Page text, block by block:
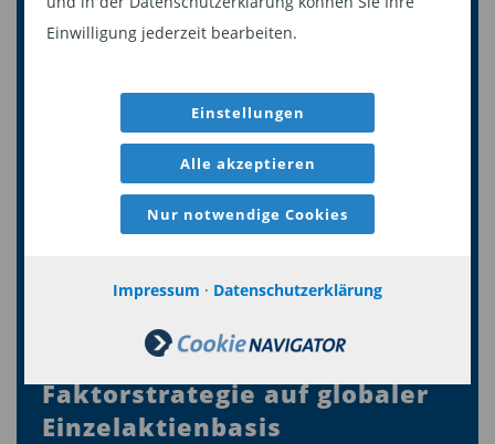
Einwilligung jederzeit bearbeiten.
Einstellungen
Alle akzeptieren
Nur notwendige Cookies
Impressum · Datenschutzerklärung
Fonds-Empfehlungen von Profis
Ich empfehle den HP&P
Global Equity - Multi-
Faktorstrategie auf globaler
Einzelaktienbasis